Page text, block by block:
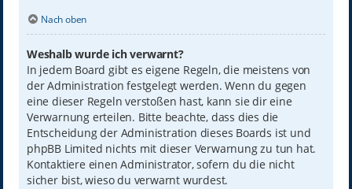
Nach oben
Weshalb wurde ich verwarnt?
In jedem Board gibt es eigene Regeln, die meistens von
der Administration festgelegt werden. Wenn du gegen
eine dieser Regeln verstoßen hast, kann sie dir eine
Verwarnung erteilen. Bitte beachte, dass dies die
Entscheidung der Administration dieses Boards ist und
phpBB Limited nichts mit dieser Verwarnung zu tun hat.
Kontaktiere einen Administrator, sofern du die nicht
sicher bist, wieso du verwarnt wurdest.